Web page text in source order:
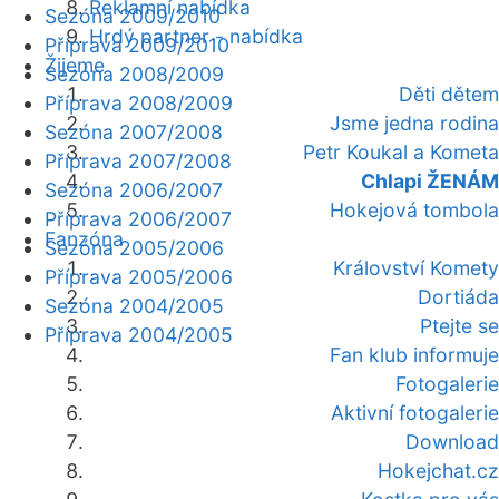
Reklamní nabídka
Hrdý partner - nabídka
Žijeme
Děti dětem
Jsme jedna rodina
Petr Koukal a Kometa
Chlapi ŽENÁM
Hokejová tombola
Fanzóna
Království Komety
Dortiáda
Ptejte se
Fan klub informuje
Fotogalerie
Aktivní fotogalerie
Download
Hokejchat.cz
Sezóna 2009/2010
Příprava 2009/2010
Sezóna 2008/2009
Příprava 2008/2009
Sezóna 2007/2008
Příprava 2007/2008
Sezóna 2006/2007
Příprava 2006/2007
Sezóna 2005/2006
Příprava 2005/2006
Sezóna 2004/2005
Příprava 2004/2005